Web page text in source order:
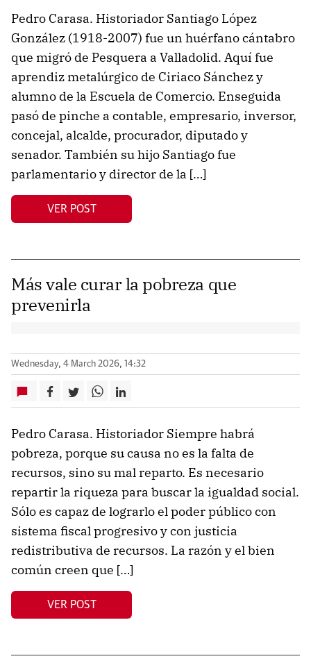
Pedro Carasa. Historiador Santiago López
González (1918-2007) fue un huérfano cántabro
que migró de Pesquera a Valladolid. Aquí fue
aprendiz metalúrgico de Ciriaco Sánchez y
alumno de la Escuela de Comercio. Enseguida
pasó de pinche a contable, empresario, inversor,
concejal, alcalde, procurador, diputado y
senador. También su hijo Santiago fue
parlamentario y director de la […]
VER POST
Más vale curar la pobreza que
prevenirla
Wednesday, 4 March 2026, 14:32
Pedro Carasa. Historiador Siempre habrá
pobreza, porque su causa no es la falta de
recursos, sino su mal reparto. Es necesario
repartir la riqueza para buscar la igualdad social.
Sólo es capaz de lograrlo el poder público con
sistema fiscal progresivo y con justicia
redistributiva de recursos. La razón y el bien
común creen que […]
VER POST